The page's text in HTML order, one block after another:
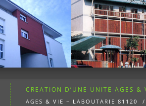
CREATION D’UNE UNITE AGES &
AGES & VIE – LABOUTARIE